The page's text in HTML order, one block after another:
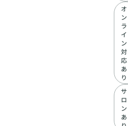
オ
ン
ラ
イ
ン
対
応
あ
り
サ
ロ
ン
あ